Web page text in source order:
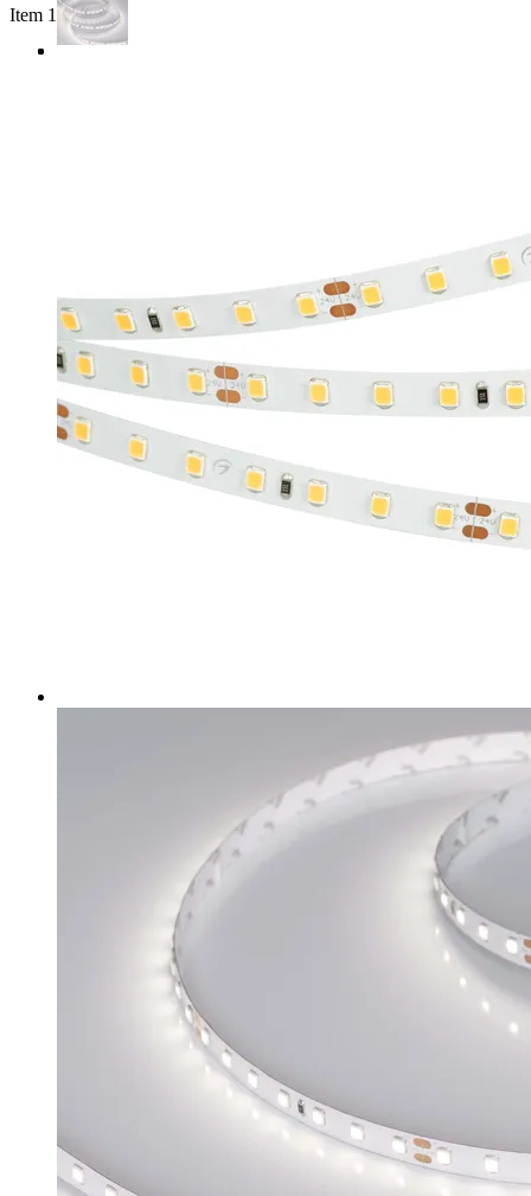
Item 1 of 3